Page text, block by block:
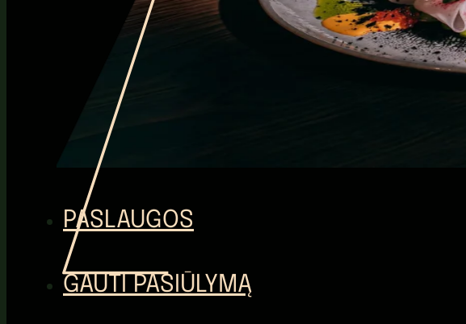
PASLAUGOS
GAUTI PASIŪLYMĄ